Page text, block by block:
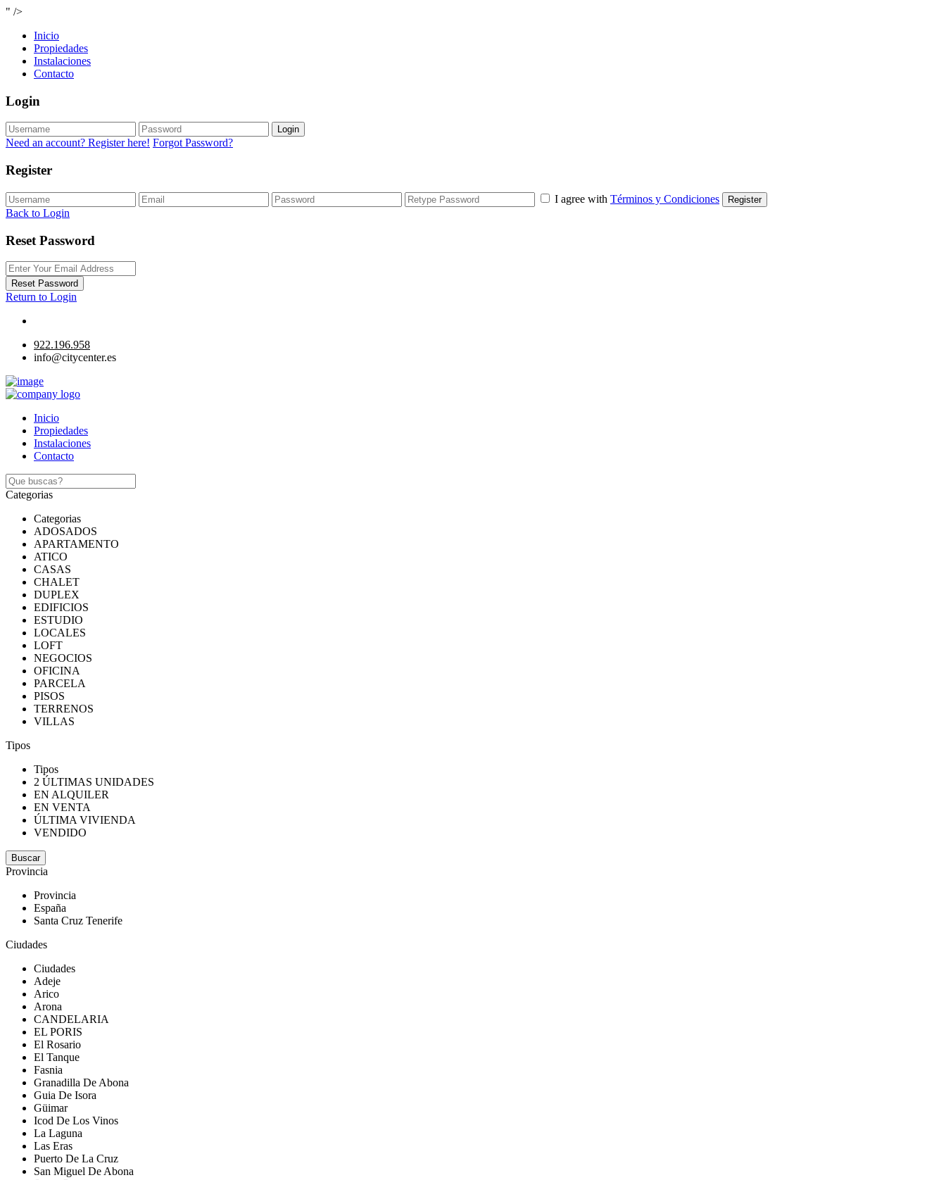
" />
Inicio
Propiedades
Instalaciones
Contacto
Login
Login
Need an account? Register here! Forgot Password?
Register
I agree with Términos y Condiciones Register
Back to Login
Reset Password
Reset Password
Return to Login
922.196.958
info@citycenter.es
Inicio
Propiedades
Instalaciones
Contacto
Categorias
Categorias
ADOSADOS
APARTAMENTO
ATICO
CASAS
CHALET
DUPLEX
EDIFICIOS
ESTUDIO
LOCALES
LOFT
NEGOCIOS
OFICINA
PARCELA
PISOS
TERRENOS
VILLAS
Tipos
Tipos
2 ÚLTIMAS UNIDADES
EN ALQUILER
EN VENTA
ÚLTIMA VIVIENDA
VENDIDO
Provincia
Provincia
España
Santa Cruz Tenerife
Ciudades
Ciudades
Adeje
Arico
Arona
CANDELARIA
EL PORIS
El Rosario
El Tanque
Fasnia
Granadilla De Abona
Guia De Isora
Güimar
Icod De Los Vinos
La Laguna
Las Eras
Puerto De La Cruz
San Miguel De Abona